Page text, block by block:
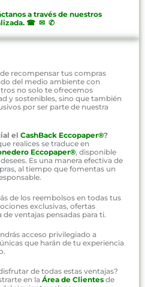
a través de nuestros
. ☎ ✉ ✆
recompensar tus compras
del medio ambiente con
no solo te ofrecemos
y sostenibles, sino que también
por ser parte de nuestra
el CashBack Eccopaper®?
realices se traduce en
Eccopaper®, disponible
Es una manera efectiva de
al tiempo que fomentas un
de los reembolsos en todas tus
exclusivas, ofertas
ventajas pensadas para ti.
acceso privilegiado a
que harán de tu experiencia
de todas estas ventajas?
en la Área de Clientes de